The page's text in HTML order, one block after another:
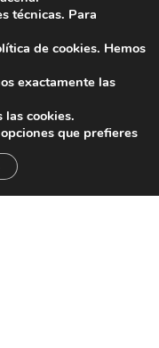
técnicas. Para
de cookies. Hemos
exactamente las
las cookies.
que prefieres